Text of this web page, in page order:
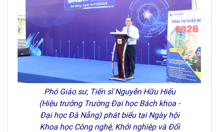
Phó Giáo sư, Tiến sĩ Nguyễn Hữu Hiếu
(Hiệu trưởng Trường Đại học Bách khoa -
Đại học Đà Nẵng) phát biểu tại Ngày hội
Khoa học Công nghệ, Khởi nghiệp và Đổi